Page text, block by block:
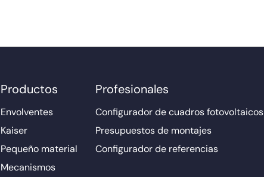
Productos
Envolventes
Kaiser
Pequeño material
Mecanismos
Profesionales
Configurador de cuadros fotovoltaicos
Presupuestos de montajes
Configurador de referencias